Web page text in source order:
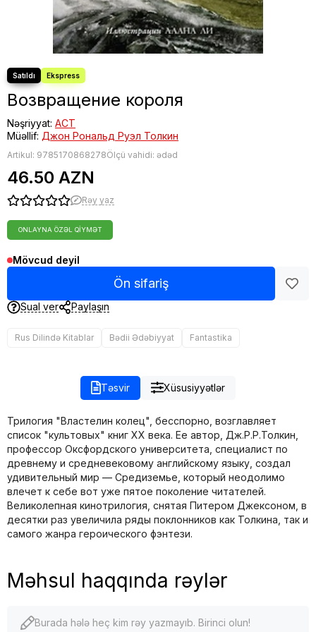
Возвращение короля
Nəşriyyat: АСТ
Müəllif: Джон Рональд Руэл Толкин
Artikul: 9785170868278Ölçü vahidi: ədəd
46.50 AZN
Rəy yaz
ONLAYNA ÖZƏL QIYMƏT
Mövcud deyil
Ön sifariş
Sual ver Paylaşın
Rus Dilində Kitablar Bədii Ədəbiyyat Fantastika
Təsvir Xüsusiyyətlər
Трилогия "Властелин колец", бесспорно, возглавляет
список "культовых" книг XX века. Ее автор, Дж.P.P.Толкин,
профессор Оксфордского университета, специалист по
древнему и средневековому английскому языку, создал
удивительный мир — Средиземье, который неодолимо
влечет к себе вот уже пятое поколение читателей.
Великолепная кинотрилогия, снятая Питером Джексоном, в
десятки раз увеличила ряды поклонников как Толкина, так и
самого жанра героического фэнтези.
Məhsul haqqında rəylər
Burada hələ heç kim rəy yazmayıb. Birinci olun!